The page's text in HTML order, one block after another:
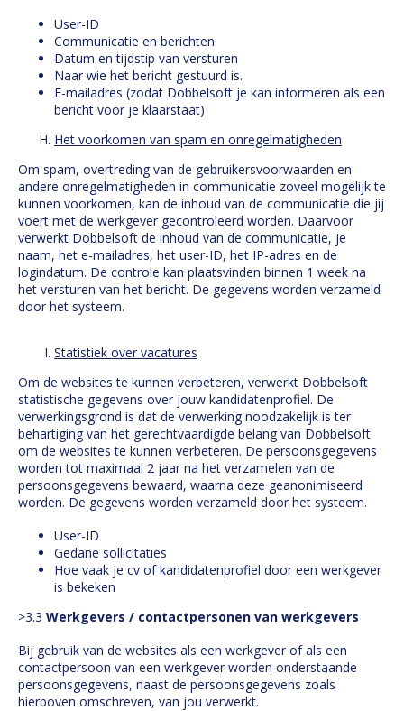
User-ID
Communicatie en berichten
Datum en tijdstip van versturen
Naar wie het bericht gestuurd is.
E-mailadres (zodat Dobbelsoft je kan informeren als een
bericht voor je klaarstaat)
Het voorkomen van spam en onregelmatigheden
Om spam, overtreding van de gebruikersvoorwaarden en
andere onregelmatigheden in communicatie zoveel mogelijk te
kunnen voorkomen, kan de inhoud van de communicatie die jij
voert met de werkgever gecontroleerd worden. Daarvoor
verwerkt Dobbelsoft de inhoud van de communicatie, je
naam, het e-mailadres, het user-ID, het IP-adres en de
logindatum. De controle kan plaatsvinden binnen 1 week na
het versturen van het bericht. De gegevens worden verzameld
door het systeem.
Statistiek over vacatures
Om de websites te kunnen verbeteren, verwerkt Dobbelsoft
statistische gegevens over jouw kandidatenprofiel. De
verwerkingsgrond is dat de verwerking noodzakelijk is ter
behartiging van het gerechtvaardigde belang van Dobbelsoft
om de websites te kunnen verbeteren. De persoonsgegevens
worden tot maximaal 2 jaar na het verzamelen van de
persoonsgegevens bewaard, waarna deze geanonimiseerd
worden. De gegevens worden verzameld door het systeem.
User-ID
Gedane sollicitaties
Hoe vaak je cv of kandidatenprofiel door een werkgever
is bekeken
>3.3 Werkgevers / contactpersonen van werkgevers
Bij gebruik van de websites als een werkgever of als een
contactpersoon van een werkgever worden onderstaande
persoonsgegevens, naast de persoonsgegevens zoals
hierboven omschreven, van jou verwerkt.